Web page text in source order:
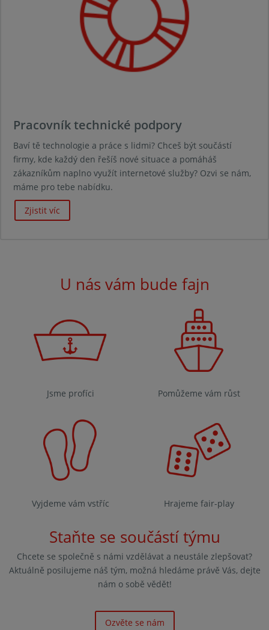
Pracovník technické podpory
Baví tě technologie a práce s lidmi? Chceš být součástí
firmy, kde každý den řešíš nové situace a pomáháš
zákazníkům naplno využít internetové služby? Ozvi se nám,
máme pro tebe nabídku.
Zjistit víc
U nás vám bude fajn
Jsme profíci Pomůžeme vám růst
Vyjdeme vám vstříc Hrajeme fair-play
Staňte se součástí týmu
Chcete se společně s námi vzdělávat a neustále zlepšovat?
Aktuálně posilujeme náš tým, možná hledáme právě Vás, dejte
nám o sobě vědět!
Ozvěte se nám